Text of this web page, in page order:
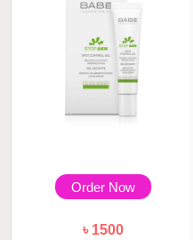
Order Now
৳ 1500